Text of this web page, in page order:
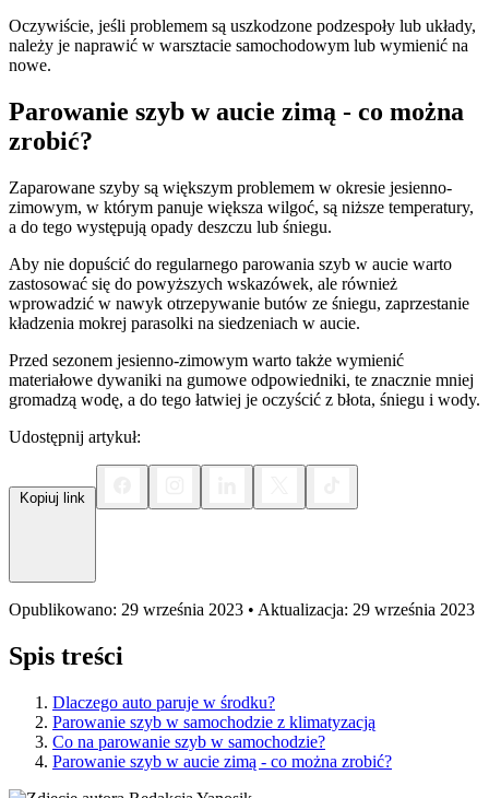
Oczywiście, jeśli problemem są uszkodzone podzespoły lub układy,
należy je naprawić w warsztacie samochodowym lub wymienić na
nowe.
Parowanie szyb w aucie zimą - co można
zrobić?
Zaparowane szyby są większym problemem w okresie jesienno-
zimowym, w którym panuje większa wilgoć, są niższe temperatury,
a do tego występują opady deszczu lub śniegu.
Aby nie dopuścić do regularnego parowania szyb w aucie warto
zastosować się do powyższych wskazówek, ale również
wprowadzić w nawyk otrzepywanie butów ze śniegu, zaprzestanie
kładzenia mokrej parasolki na siedzeniach w aucie.
Przed sezonem jesienno-zimowym warto także wymienić
materiałowe dywaniki na gumowe odpowiedniki, te znacznie mniej
gromadzą wodę, a do tego łatwiej je oczyścić z błota, śniegu i wody.
Udostępnij artykuł:
Opublikowano: 29 września 2023 • Aktualizacja: 29 września 2023
Spis treści
Dlaczego auto paruje w środku?
Parowanie szyb w samochodzie z klimatyzacją
Co na parowanie szyb w samochodzie?
Parowanie szyb w aucie zimą - co można zrobić?